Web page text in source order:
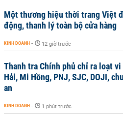
Một thương hiệu thời trang Việt
động, thanh lý toàn bộ cửa hàng
KINH DOANH - 12 giờ trước
Thanh tra Chính phủ chỉ ra loạt
Hải, Mi Hồng, PNJ, SJC, DOJI,
an
KINH DOANH - 1 phút trước